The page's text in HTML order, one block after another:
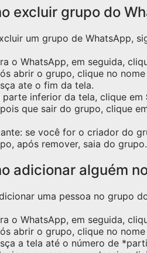
excluir grupo do
um grupo de WhatsApp,
o WhatsApp, em seguida,
abrir o grupo, clique no
ate o fim da tela.
parte inferior da tela, clique em
que sair do grupo, clique
se você for o criador do
após remover, saia do grupo.
adicionar alguém
uma pessoa no grupo
o WhatsApp, em seguida,
abrir o grupo, clique no
a tela até o número de